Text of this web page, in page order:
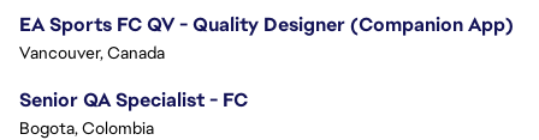
EA Sports FC QV - Quality Designer (Companion App)
Vancouver, Canada
Senior QA Specialist - FC
Bogota, Colombia